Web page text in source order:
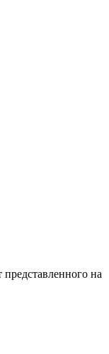
на